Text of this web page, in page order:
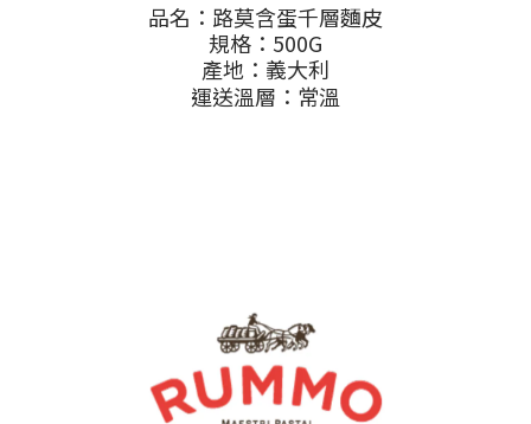
品名： 路莫含蛋千層麵皮
規格：500G
產地：義大利
運送溫層：常溫